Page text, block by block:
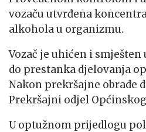
vozaču utvrđena
alkohola u organizmu.
Vozač je uhićen i
do prestanka djelovanja
Nakon prekršajne obrade
Prekršajni odjel Općinskog
U optužnom prijedlogu